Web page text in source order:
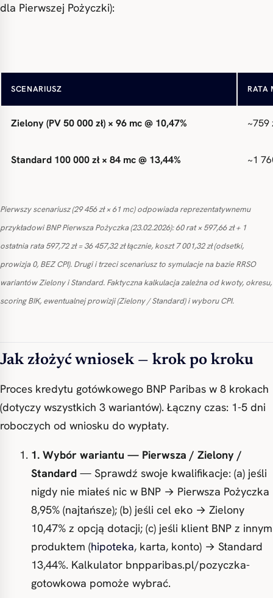
dla Pierwszej Pożyczki):
SCENARIUSZ RATA
Pierwsza Pożyczka — 29 456 zł × 61 mc @ 8,95% ~598
Zielony (PV 50 000 zł) × 96 mc @ 10,47% ~759
Standard 100 000 zł × 84 mc @ 13,44% ~1
Pierwszy scenariusz (29 456 zł × 61 mc) odpowiada reprezentatywnemu
przykładowi BNP Pierwsza Pożyczka (23.02.2026): 60 rat × 597,66 zł + 1
ostatnia rata 597,72 zł = 36 457,32 zł łącznie, koszt 7 001,32 zł (odsetki,
prowizja 0, BEZ CPI). Drugi i trzeci scenariusz to symulacje na bazie RRSO
wariantów Zielony i Standard. Faktyczna kalkulacja zależna od kwoty, okresu,
scoring BIK, ewentualnej prowizji (Zielony / Standard) i wyboru CPI.
Jak złożyć wniosek — krok po kroku
Proces kredytu gotówkowego BNP Paribas w 8 krokach
(dotyczy wszystkich 3 wariantów). Łączny czas: 1-5 dni
roboczych od wniosku do wypłaty.
1. Wybór wariantu — Pierwsza / Zielony /
Standard — Sprawdź swoje kwalifikacje: (a) jeśli
nigdy nie miałeś nic w BNP → Pierwsza Pożyczka
8,95% (najtańsze); (b) jeśli cel eko → Zielony
10,47% z opcją dotacji; (c) jeśli klient BNP z innym
produktem (hipoteka, karta, konto) → Standard
13,44%. Kalkulator bnpparibas.pl/pozyczka-
gotowkowa pomoże wybrać.